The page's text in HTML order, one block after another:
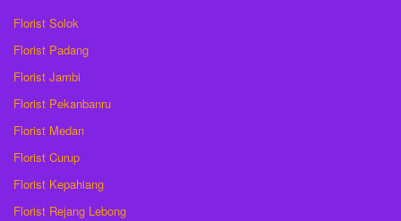
Florist Solok
Florist Padang
Florist Jambi
Florist Pekanbanru
Florist Medan
Florist Curup
Florist Kepahiang
Florist Rejang Lebong